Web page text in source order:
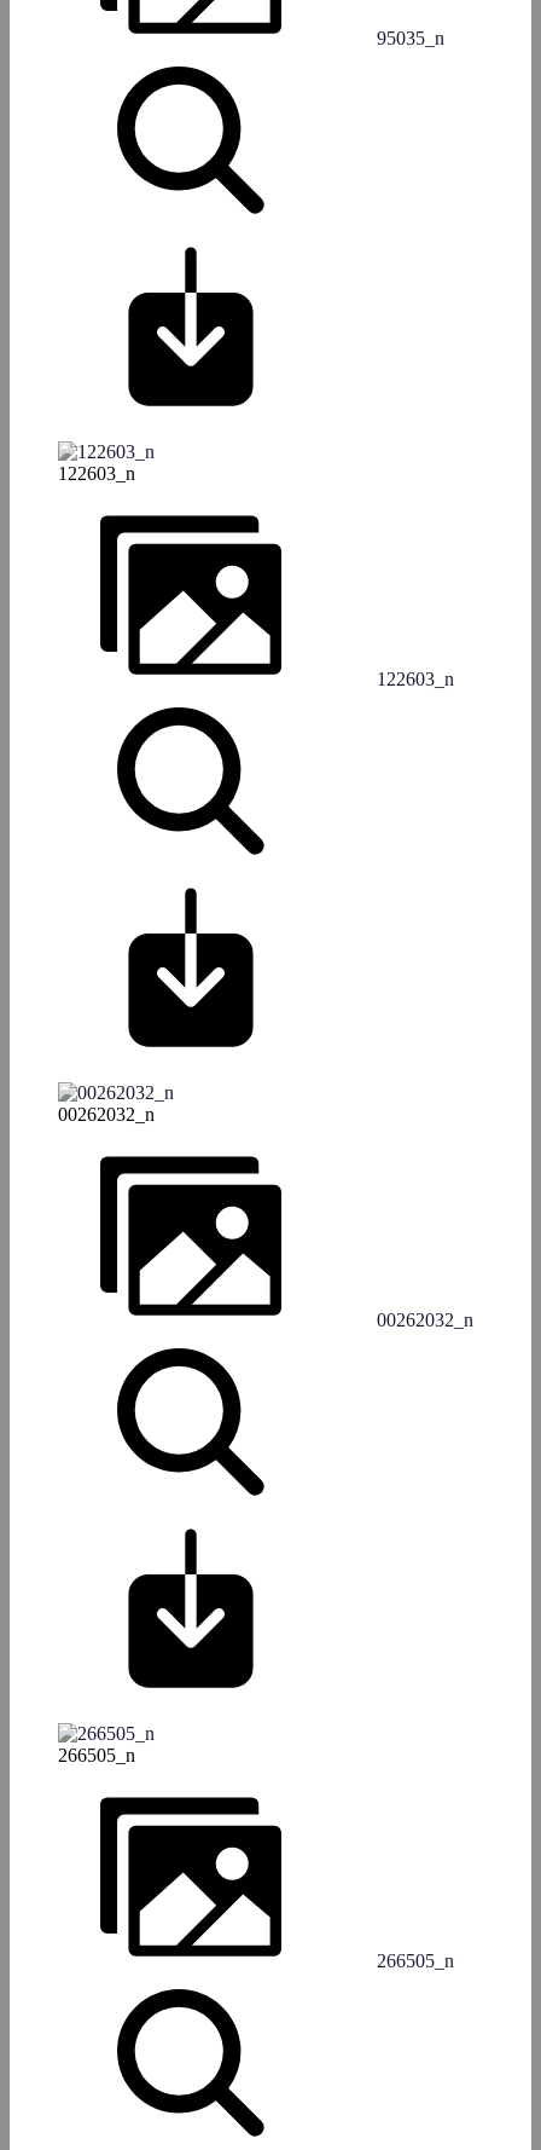
95035_n
122603_n
122603_n
00262032_n
00262032_n
266505_n
266505_n